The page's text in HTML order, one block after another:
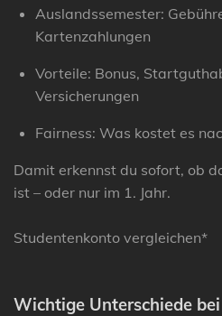
Auslandssemester:
Kartenzahlungen
Vorteile: Bonus,
Versicherungen
Fairness: Was kostet es
Damit erkennst du sofort, ob
ist – oder nur im 1. Jahr.
Studentenkonto vergleichen*
Wichtige Unterschiede